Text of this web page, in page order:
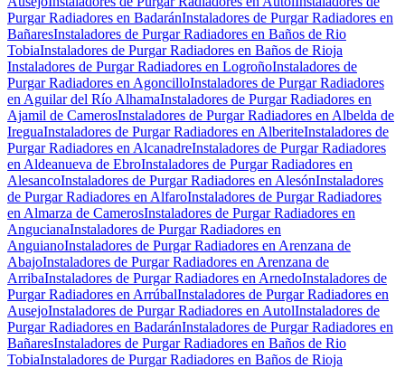
Purgar Radiadores en BadaránInstaladores de Purgar Radiadores en
BañaresInstaladores de Purgar Radiadores en Baños de Rio
TobiaInstaladores de Purgar Radiadores en Baños de Rioja
Instaladores de Purgar Radiadores en LogroñoInstaladores de
Purgar Radiadores en AgoncilloInstaladores de Purgar Radiadores
en Aguilar del Río AlhamaInstaladores de Purgar Radiadores en
Ajamil de CamerosInstaladores de Purgar Radiadores en Albelda de
IreguaInstaladores de Purgar Radiadores en AlberiteInstaladores de
Purgar Radiadores en AlcanadreInstaladores de Purgar Radiadores
en Aldeanueva de EbroInstaladores de Purgar Radiadores en
AlesancoInstaladores de Purgar Radiadores en AlesónInstaladores
de Purgar Radiadores en AlfaroInstaladores de Purgar Radiadores
en Almarza de CamerosInstaladores de Purgar Radiadores en
AngucianaInstaladores de Purgar Radiadores en
AnguianoInstaladores de Purgar Radiadores en Arenzana de
AbajoInstaladores de Purgar Radiadores en Arenzana de
ArribaInstaladores de Purgar Radiadores en ArnedoInstaladores de
Purgar Radiadores en ArrúbalInstaladores de Purgar Radiadores en
AusejoInstaladores de Purgar Radiadores en AutolInstaladores de
Purgar Radiadores en BadaránInstaladores de Purgar Radiadores en
BañaresInstaladores de Purgar Radiadores en Baños de Rio
TobiaInstaladores de Purgar Radiadores en Baños de Rioja